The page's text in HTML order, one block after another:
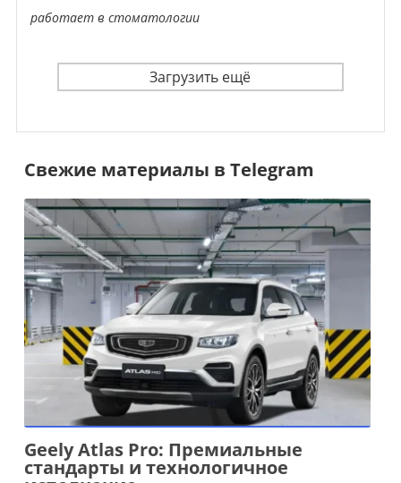
работает в стоматологии
Загрузить ещё
Свежие материалы в Telegram
Geely Atlas Pro: Премиальные
стандарты и технологичное